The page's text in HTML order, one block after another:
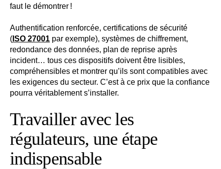
faut le démontrer !
Authentification renforcée, certifications de sécurité
( ISO 27001 par exemple), systèmes de chiffrement,
redondance des données, plan de reprise après
incident… tous ces dispositifs doivent être lisibles,
compréhensibles et montrer qu’ils sont compatibles avec
les exigences du secteur. C’est à ce prix que la confiance
pourra véritablement s’installer.
Travailler avec les
régulateurs, une étape
indispensable